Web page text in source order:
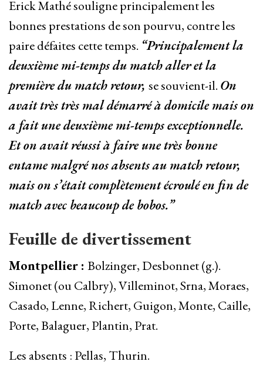
Erick Mathé souligne principalement les
bonnes prestations de son pourvu, contre les
paire défaites cette temps. “Principalement la
deuxième mi-temps du match aller et la
première du match retour, se souvient-il. On
avait très très mal démarré à domicile mais on
a fait une deuxième mi-temps exceptionnelle.
Et on avait réussi à faire une très bonne
entame malgré nos absents au match retour,
mais on s’était complètement écroulé en fin de
match avec beaucoup de bobos.”
Feuille de divertissement
Montpellier : Bolzinger, Desbonnet (g.).
Simonet (ou Calbry), Villeminot, Srna, Moraes,
Casado, Lenne, Richert, Guigon, Monte, Caille,
Porte, Balaguer, Plantin, Prat.
Les absents : Pellas, Thurin.